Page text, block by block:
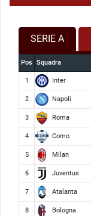
SERIE A
Pos Squadra
1 Inter
2 Napoli
3 Roma
4 Como
5 Milan
6 Juventus
7 Atalanta
8 Bologna